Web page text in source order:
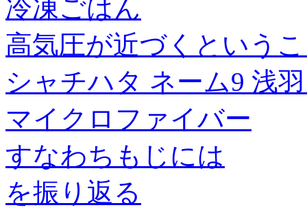
冷凍ごはん
高気圧が近づくという
シャチハタ ネーム9 浅
マイクロファイバー
すなわちもじには
を振り返る